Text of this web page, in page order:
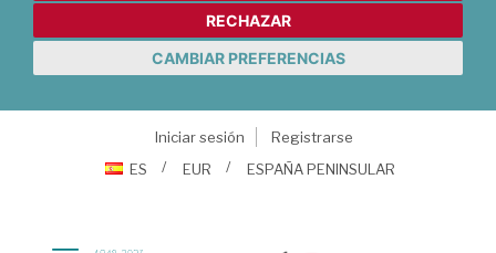
RECHAZAR
CAMBIAR PREFERENCIAS
Iniciar sesión
Registrarse
ES
EUR ESPAÑA PENINSULAR